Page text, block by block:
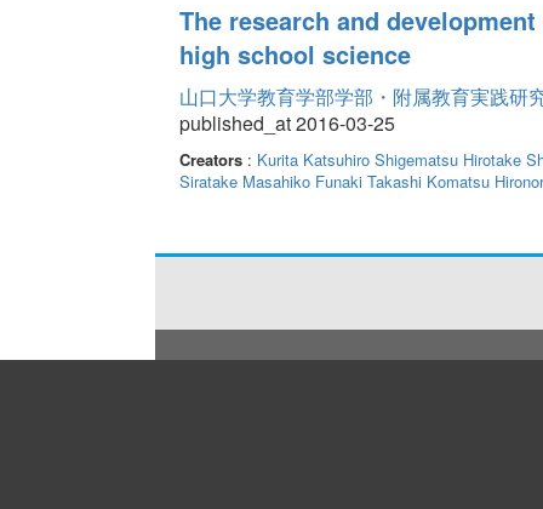
The research and
high school science
山口大学教育学部学部・附属教育実践研
published_at 2016-03-25
Creators: Kurita Katsuhiro Shigematsu Hirotake
Siratake Masahiko Funaki Takashi Komatsu